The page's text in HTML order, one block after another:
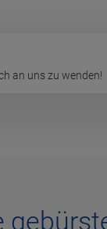
an uns zu wenden!